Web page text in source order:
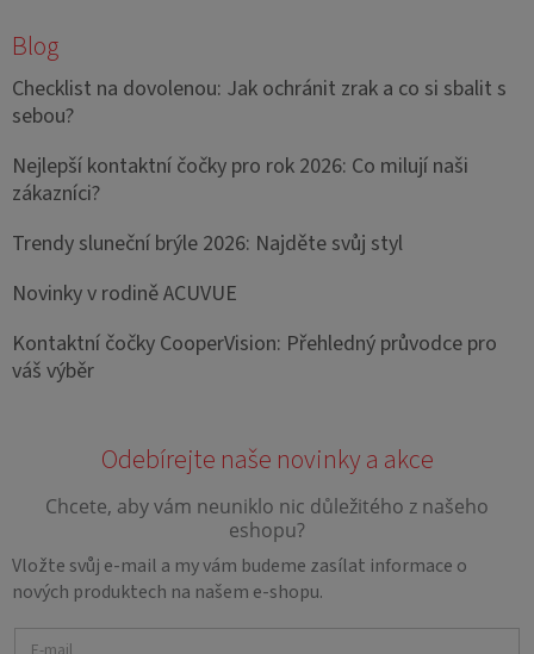
Blog
Checklist na dovolenou: Jak ochránit zrak a co si sbalit s
sebou?
Nejlepší kontaktní čočky pro rok 2026: Co milují naši
zákazníci?
Trendy sluneční brýle 2026: Najděte svůj styl
Novinky v rodině ACUVUE
Kontaktní čočky CooperVision: Přehledný průvodce pro
váš výběr
Vložte svůj e-mail a my vám budeme zasílat informace o
nových produktech na našem e-shopu.